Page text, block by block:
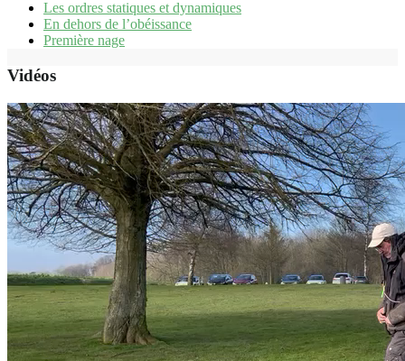
Les ordres statiques et dynamiques
En dehors de l’obéissance
Première nage
Vidéos